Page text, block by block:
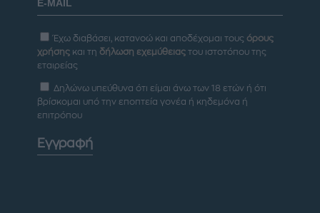
Έχω διαβάσει, κατανοώ και αποδέχομαι τους όρους
χρήσης και τη δήλωση εχεμύθειας του ιστοτόπου της
εταιρείας
Δηλώνω υπεύθυνα ότι είμαι άνω των 18 ετών ή ότι
βρίσκομαι υπό την εποπτεία γονέα ή κηδεμόνα ή
επιτρόπου
Εγγραφή